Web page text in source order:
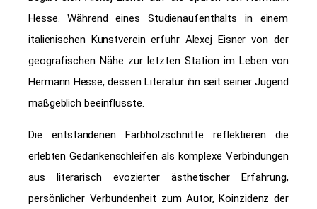
Hesse.Während eines Studienaufenthalts in einem
italienischen Kunstverein erfuhr Alexej Eisner von der
geografischen Nähe zur letzten Station im Leben von
Hermann Hesse, dessen Literatur ihn seit seiner Jugend
maßgeblich beeinflusste.
Die entstandenen Farbholzschnitte reflektieren die
erlebten Gedankenschleifen als komplexe Verbindungen
aus literarisch evozierter ästhetischer Erfahrung,
persönlicher Verbundenheit zum Autor, Koinzidenz der